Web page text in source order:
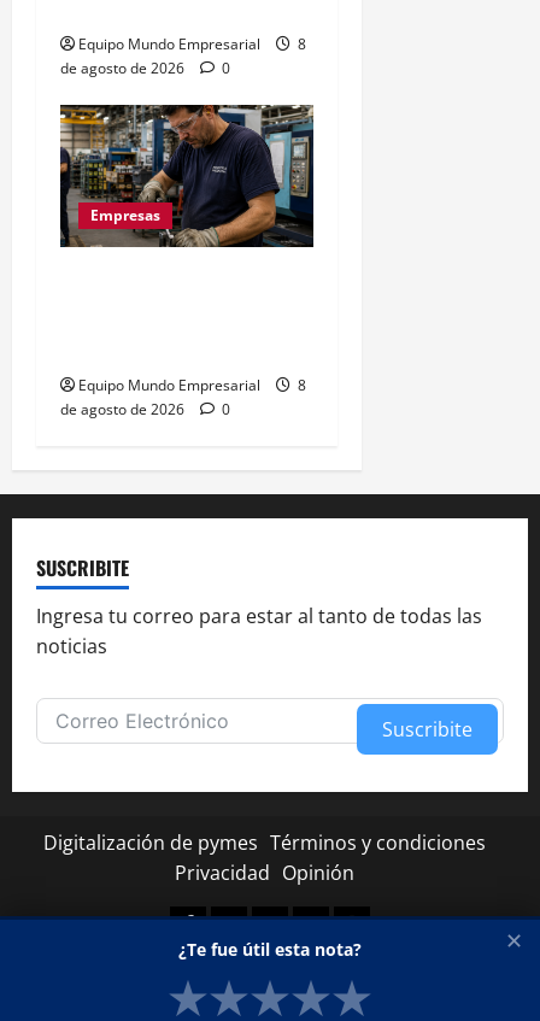
Equipo Mundo Empresarial
8
de agosto de 2026
0
Empresas
Equipo Mundo Empresarial
8
de agosto de 2026
0
SUSCRIBITE
Ingresa tu correo para estar al tanto de todas las
noticias
Suscribite
Digitalización de pymes Términos y condiciones
Privacidad Opinión
Facebook
TwitterLinkedinYoutubeInstagram
Copyright © Todos los derechos reservados.
✕
¿Te fue útil esta nota?
★★★★★